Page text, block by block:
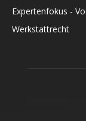
Expertenfokus -
Werkstattrecht